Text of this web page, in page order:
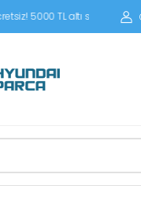
5000 TL altı siparişlerinizde